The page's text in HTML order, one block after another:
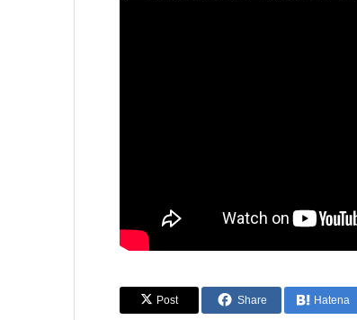
Post Share Hatena